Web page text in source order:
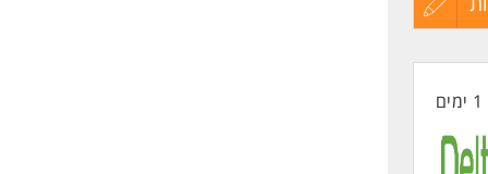
1 ימים